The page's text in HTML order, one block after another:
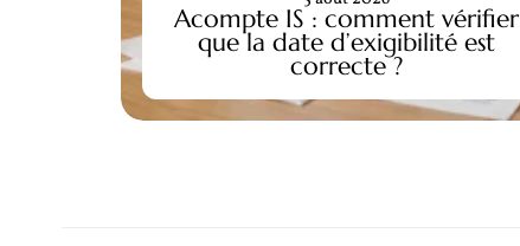
Acompte IS : comment vérifier
que la date d’exigibilité est
correcte ?